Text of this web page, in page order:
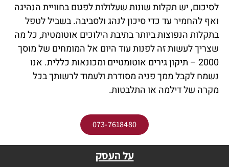
לסיכום, יש תקלות שונות שעלולות לפגום בחוויית הנהיגה
ואף להחמיר עד כדי סיכון לנהג ולסביבה. בשביל לטפל
בתקלות הנפוצות ביותר בתיבת הילוכים אוטומטית, כל מה
שצריך לעשות זה לפנות עוד היום אל המומחים של מוסך
2000 – תיקון גירים אוטומטיים ומכונאות כללית. אנו
נשמח לקבל ממך פניה מסודרת ולעמוד לרשותך בכל
מקרה של דילמה או התלבטות.
073-7618480
על העסק